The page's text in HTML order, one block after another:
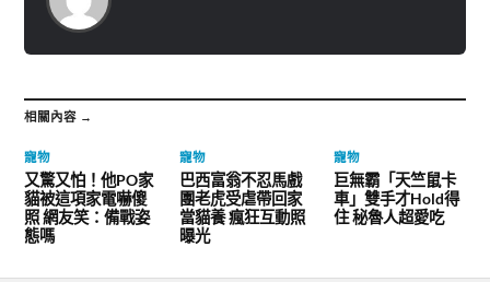
相關內容 →
寵物
又驚又怕！他PO家
貓被這項家電嚇傻
照 網友笑：備戰姿
態嗎
寵物
巴西富翁不忍馬戲
團老虎受虐帶回家
當貓養 瘋狂互動照
曝光
寵物
巨無霸「天竺鼠卡
車」雙手才Hold得
住 秘魯人超愛吃